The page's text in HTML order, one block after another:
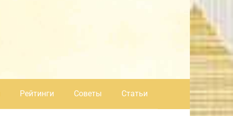
Рейтинги Советы Статьи